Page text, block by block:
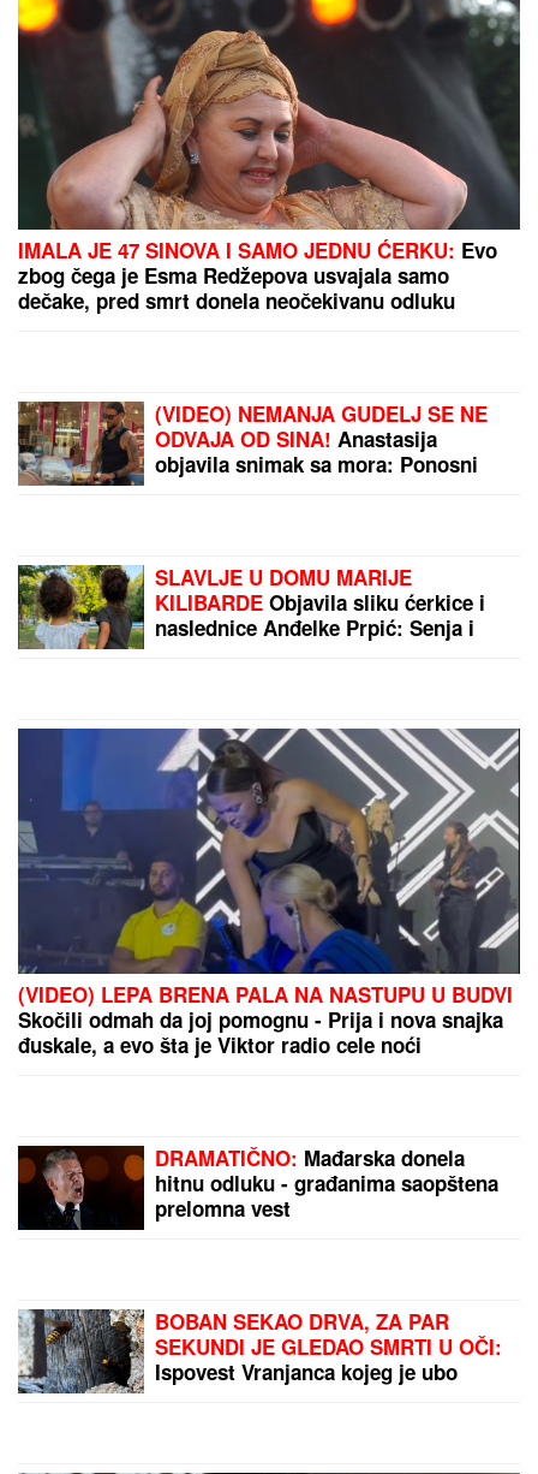
Počinju pregovori o
minimalcu! Unija
poslodavaca sprovodi
anketu o ceni rada za
2027, ovaj datum ključan
"RUDARSTVO JE BILO I
Ovo su 4 MANJE
POZNATA ZNAKA DA VAS
MUŠKARAC VARA: Ako
ovo radi u javnosti, jasno
PREPORUKA ZA VAS
IMALA JE 47 SINOVA I SAMO JEDNU ĆERKU: